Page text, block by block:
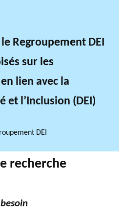
Regroupement DEI
sur les
lien avec la
et l’Inclusion (DEI)
recherche